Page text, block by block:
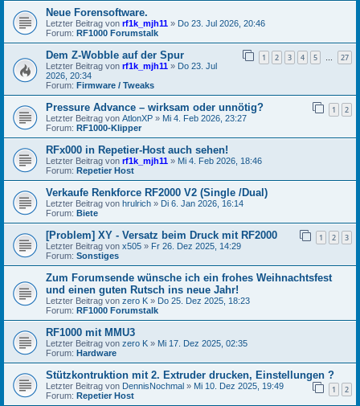
Neue Forensoftware.
Letzter Beitrag von rf1k_mjh11 » Do 23. Jul 2026, 20:46
Forum: RF1000 Forumstalk
Dem Z-Wobble auf der Spur 1 2 3 4 5 … 27
Letzter Beitrag von rf1k_mjh11 » Do 23. Jul
2026, 20:34
Forum: Firmware / Tweaks
Pressure Advance – wirksam oder unnötig? 1 2
Letzter Beitrag von AtlonXP » Mi 4. Feb 2026, 23:27
Forum: RF1000-Klipper
RFx000 in Repetier-Host auch sehen!
Letzter Beitrag von rf1k_mjh11 » Mi 4. Feb 2026, 18:46
Forum: Repetier Host
Verkaufe Renkforce RF2000 V2 (Single /Dual)
Letzter Beitrag von hrulrich » Di 6. Jan 2026, 16:14
Forum: Biete
[Problem] XY - Versatz beim Druck mit RF2000 1 2 3
Letzter Beitrag von x505 » Fr 26. Dez 2025, 14:29
Forum: Sonstiges
Zum Forumsende wünsche ich ein frohes Weihnachtsfest
und einen guten Rutsch ins neue Jahr!
Letzter Beitrag von zero K » Do 25. Dez 2025, 18:23
Forum: RF1000 Forumstalk
RF1000 mit MMU3
Letzter Beitrag von zero K » Mi 17. Dez 2025, 02:35
Forum: Hardware
Stützkontruktion mit 2. Extruder drucken, Einstellungen ?
1 2
Letzter Beitrag von DennisNochmal » Mi 10. Dez 2025, 19:49
Forum: Repetier Host